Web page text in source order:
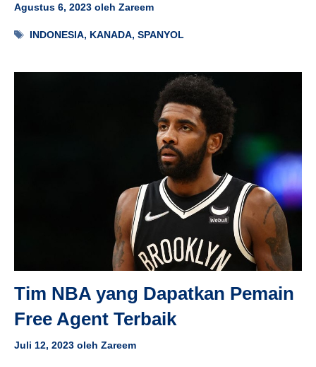
Agustus 6, 2023 oleh Zareem
Tag
INDONESIA, KANADA,SPANYOL
Tim NBA yang Dapatkan Pemain
Free Agent Terbaik
Juli 12, 2023 oleh Zareem